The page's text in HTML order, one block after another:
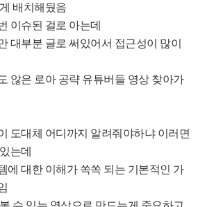
배치해뒀음
이슈된 걸로 아는데
대부분 글로 써있어서 접근성이 많이
않은 로아 공략 유튜버들 영상 찾아가
도대체 어디까지 알려줘야하냐 이러면
는데
에 대한 이해가 쏙쏙 되는 기본적인 가